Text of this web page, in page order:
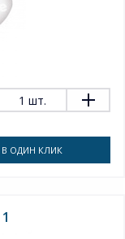
1 шт.
В ОДИН КЛИК